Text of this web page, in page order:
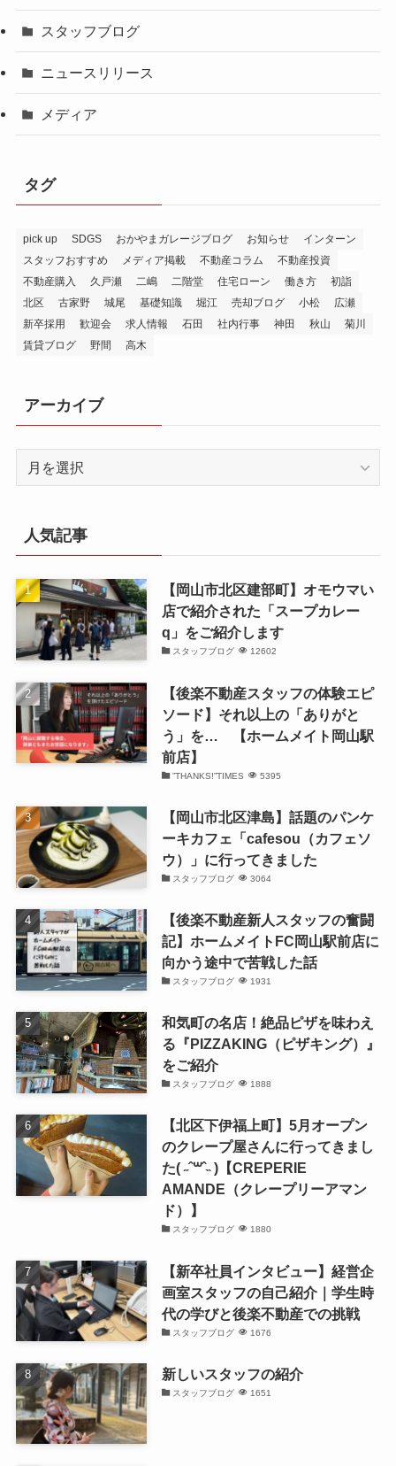
スタッフブログ
ニュースリリース
メディア
タグ
pick up SDGS おかやまガレージブログ お知らせ
インターン
スタッフおすすめ
メディア掲載 不動産コラム
不動産投資
不動産購入
久戸瀬 二嶋 二階堂 住宅ローン 働き方
初詣
北区
古家野 城尾 基礎知識 堀江 売却ブログ 小松
広瀬
新卒採用
歓迎会 求人情報 石田 社内行事 神田 秋山
菊川
賃貸ブログ
野間 高木
アーカイブ
ブ
人気記事
【岡山市北区建部町】オモウマい
店で紹介された「スープカレー
q」をご紹介します
スタッフブログ 12602
【後楽不動産スタッフの体験エピ
ソード】それ以上の「ありがと
う」を… 【ホームメイト岡山駅
前店】
”THANKS!”TIMES 5395
【岡山市北区津島】話題のパンケ
ーキカフェ「cafesou（カフェソ
ウ）」に行ってきました
スタッフブログ 3064
【後楽不動産新人スタッフの奮闘
記】ホームメイトFC岡山駅前店に
向かう途中で苦戦した話
スタッフブログ 1931
和気町の名店！絶品ピザを味わえ
る『PIZZAKING（ピザキング）』
をご紹介
スタッフブログ 1888
【北区下伊福上町】5月オープン
のクレープ屋さんに行ってきまし
た( ˶ˆ꒳ˆ˵ )【CREPERIE
AMANDE（クレープリーアマン
ド）】
スタッフブログ 1880
【新卒社員インタビュー】経営企
画室スタッフの自己紹介｜学生時
代の学びと後楽不動産での挑戦
スタッフブログ 1676
新しいスタッフの紹介
スタッフブログ 1651